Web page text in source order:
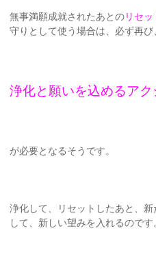
無事満願成就されたあとのリセ
守りとして使う場合は、必ず再び
浄化と願いを込めるアク
が必要となるそうです。
浄化して、リセットしたあと、
して、新しい望みを入れるのです